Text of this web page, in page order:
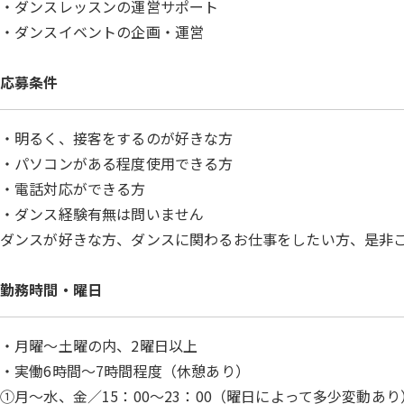
・ダンスレッスンの運営サポート
・ダンスイベントの企画・運営
応募条件
・明るく、接客をするのが好きな方
・パソコンがある程度使用できる方
・電話対応ができる方
・ダンス経験有無は問いません
ダンスが好きな方、ダンスに関わるお仕事をしたい方、是非
勤務時間・曜日
・月曜～土曜の内、2曜日以上
・実働6時間～7時間程度（休憩あり）
①月～水、金／15：00～23：00（曜日によって多少変動あり）